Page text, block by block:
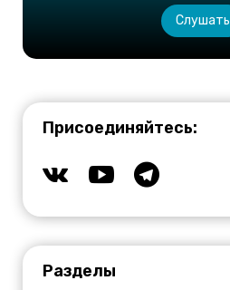
Слушать
Присоединяйтесь:
Разделы